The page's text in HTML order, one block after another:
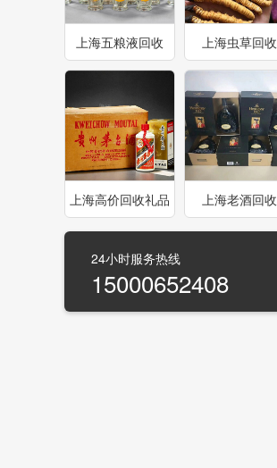
上海五粮液回收 上海虫草回收
上海高价回收礼品
盒
上海老酒回收
24小时服务热线
15000652408